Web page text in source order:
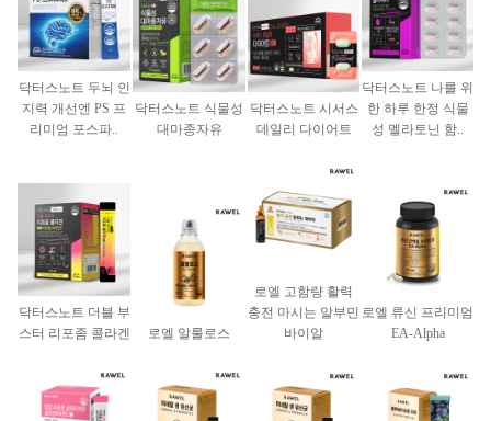
닥터스노트 두뇌 인
지력 개선엔 PS 프
리미엄 포스파..
닥터스노트 식물성
대마종자유
닥터스노트 시서스
데일리 다이어트
닥터스노트 나를 위
한 하루 한정 식물
성 멜라토닌 함..
닥터스노트 더블 부
스터 리포좀 콜라겐
로엘 알룰로스
로엘 고함량 활력
충전 마시는 알부민
바이알
로엘 류신 프리미엄
EA-Alpha